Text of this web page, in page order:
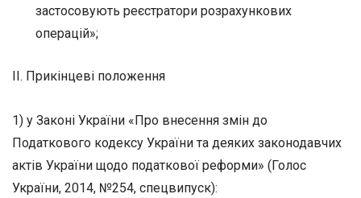
застосовують реєстратори розрахункових
операцій»;
ІІ. Прикінцеві положення
1) у Законі України «Про внесення змін до
Податкового кодексу України та деяких законодавчих
актів України щодо податкової реформи» (Голос
України, 2014, №254, спецвипуск):